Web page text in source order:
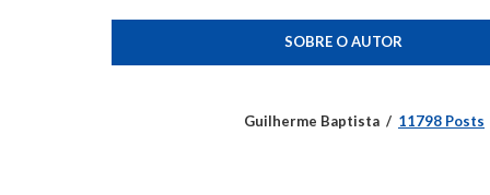
SOBRE O AUTOR
Guilherme Baptista 11798 Posts